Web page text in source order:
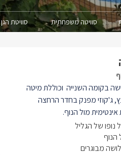
סוויטה משפחתית סוויטת הגן
בקומה השנייה וכוללת מיטה
ג'קוזי מפנק בחדר הרחצה
מול הנוף.
שלושה אנשים.
עם בריכת שחייה בלב הנוף
נופו של הגליל
הנוף
מבוגרים